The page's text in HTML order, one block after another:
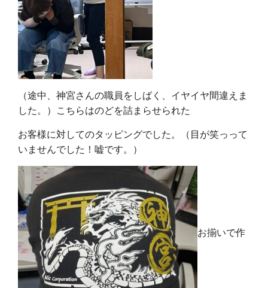
（途中、神宮さんの職員をしばく、イヤイヤ間違えま
した。）こちらはのどを詰まらせられた
お客様に対してのタッピングでした。（目が笑っって
いませんでした！嘘です。）
お揃いで作